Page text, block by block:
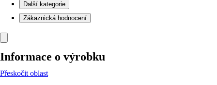
Další kategorie
Zákaznická hodnocení
Informace o výrobku
Přeskočit oblast